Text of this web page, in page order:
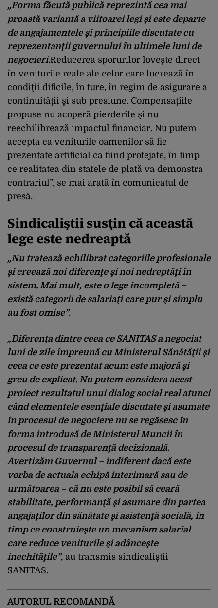
„Forma făcută publică reprezintă cea mai
proastă variantă a viitoarei legi şi este departe
de angajamentele şi principiile discutate cu
reprezentanţii guvernului în ultimele luni de
negocieri.Reducerea sporurilor loveşte direct
în veniturile reale ale celor care lucrează în
condiţii dificile, în ture, în regim de asigurare a
continuităţii şi sub presiune. Compensaţiile
propuse nu acoperă pierderile şi nu
reechilibrează impactul financiar. Nu putem
accepta ca veniturile oamenilor să fie
prezentate artificial ca fiind protejate, în timp
ce realitatea din statele de plată va demonstra
contrariul”, se mai arată în comunicatul de
presă.
Sindicaliştii susţin că această
lege este nedreaptă
„Nu tratează echilibrat categoriile profesionale
şi creează noi diferenţe şi noi nedreptăţi în
sistem. Mai mult, este o lege incompletă –
există categorii de salariaţi care pur şi simplu
au fost omise”.
„Diferenţa dintre ceea ce SANITAS a negociat
luni de zile împreună cu Ministerul Sănătăţii şi
ceea ce este prezentat acum este majoră şi
greu de explicat. Nu putem considera acest
proiect rezultatul unui dialog social real atunci
când elementele esenţiale discutate şi asumate
în procesul de negociere nu se regăsesc în
forma introdusă de Ministerul Muncii în
procesul de transparenţă decizională.
Avertizăm Guvernul – indiferent dacă este
vorba de actuala echipă interimară sau de
următoarea – că nu este posibil să ceară
stabilitate, performanţă şi asumare din partea
angajaţilor din sănătate şi asistenţă socială, în
timp ce construieşte un mecanism salarial
care reduce veniturile şi adânceşte
inechităţile”, au transmis sindicaliştii
SANITAS.
AUTORUL RECOMANDĂ